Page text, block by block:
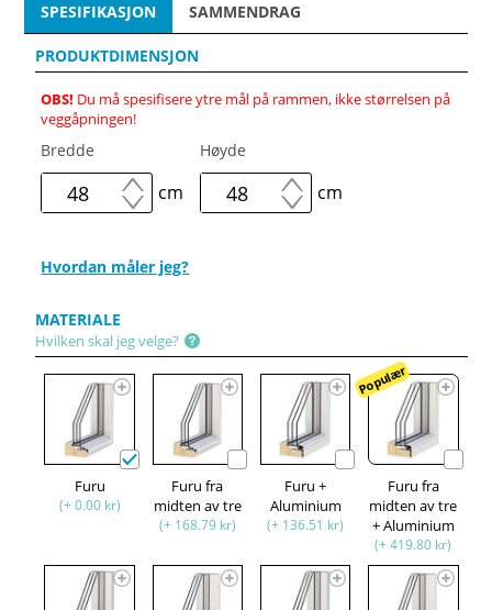
SPESIFIKASJON SAMMENDRAG
PRODUKTDIMENSJON
OBS! Du må spesifisere ytre mål på rammen, ikke størrelsen på
veggåpningen!
Bredde
cm
Høyde
cm
Hvordan måler jeg?
MATERIALE
Hvilken skal jeg velge?
Furu
(+ 0.00 kr)
Furu fra
midten av tre
(+ 168.79 kr)
Furu +
Aluminium
(+ 136.51 kr)
Populær
Furu fra
midten av tre
+ Aluminium
(+ 419.80 kr)